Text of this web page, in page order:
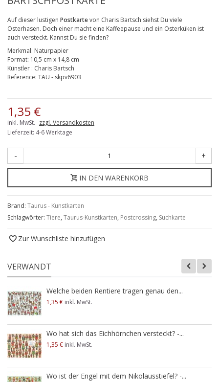
Auf dieser lustigen Postkartevon Charis Bartsch siehst Du viele
Osterhasen. Doch einer macht eine Kaffeepause und ein Osterküken ist
auch versteckt. Kannst Du sie finden?
Merkmal: Naturpapier
Format: 10,5 cm x 14,8 cm
Künstler : Charis Bartsch
Reference: TAU - skpv6903
1,35 €
inkl. MwSt. zzgl. Versandkosten
Lieferzeit: 4-6 Werktage
- +
IN DEN WARENKORB
Brand: Taurus - Kunstkarten
Schlagwörter: Tiere, Taurus-Kunstkarten, Postcrossing, Suchkarte
Zur Wunschliste hinzufügen
VERWANDT
Welche beiden Rentiere tragen genau den...
1,35 € inkl. MwSt.
Wo hat sich das Eichhörnchen versteckt? -...
1,35 € inkl. MwSt.
Wo ist der Engel mit dem Nikolausstiefel? -...